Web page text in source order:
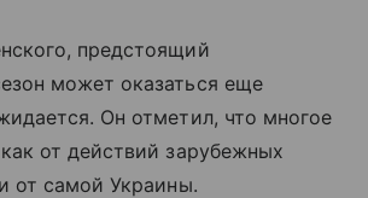
предстоящий
может оказаться еще
Он отметил, что многое
от действий зарубежных
от самой Украины.